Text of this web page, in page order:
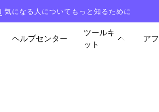
気になる人についてもっと知るために
ヘルプセンター
ツールキ
ット
ア